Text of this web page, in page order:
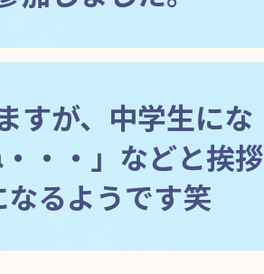
すが、中学生にな
・・」などと挨拶
るようです笑